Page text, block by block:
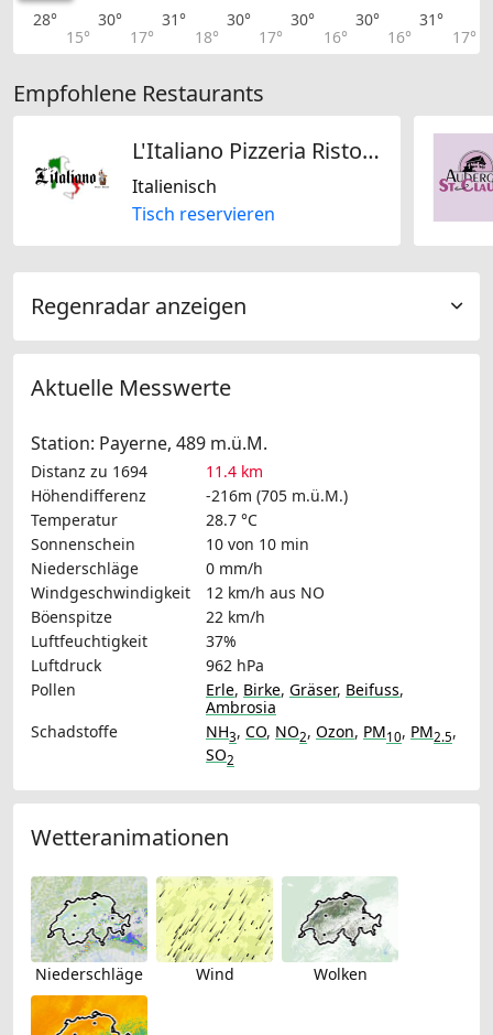
28°
15°
30°
17°
31°
18°
30°
17°
30°
16°
30°
16°
31°
17°
Empfohlene Restaurants
L'Italiano Pizzeria Ristorante
Italienisch
Tisch reservieren
Regenradar anzeigen
Aktuelle Messwerte
Station: Payerne, 489 m.ü.M.
Distanz zu 1694
11.4 km
Höhendifferenz
-216m (705 m.ü.M.)
Temperatur
28.7 °C
Sonnenschein
10 von 10 min
Niederschläge
0 mm/h
Windgeschwindigkeit
12 km/h aus NO
Böenspitze
22 km/h
Luftfeuchtigkeit
37%
Luftdruck
962 hPa
Pollen
Erle, Birke, Gräser, Beifuss,
Ambrosia
Schadstoffe
NH3, CO, NO2, Ozon, PM10, PM2.5,
SO2
Wetteranimationen
Niederschläge Wind Wolken